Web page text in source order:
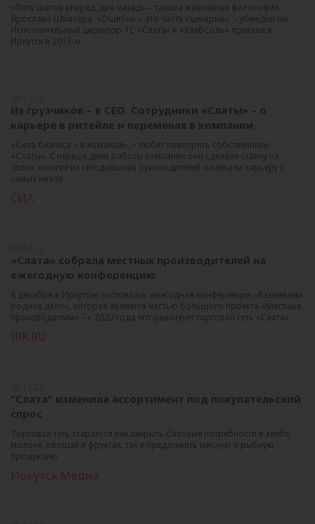
«Пять шагов вперед, два назад» – такова жизненная философия
Ярослава Шиллера. «Ошибки – это часть сценария», – убежден он.
Исполнительный директор ТС «Слата» и «ХлебСоль» приехал в
Иркутск в 2013-м.
Из грузчиков – в СЕО. Сотрудники «Слаты» – о
карьере в ритейле и переменах в компании
«Сила бизнеса – в команде», – любят повторять собственники
«Слаты». С первых дней работы компании они сделали ставку на
своих: многие из сегодняшних руководителей начинали карьеру с
самых низов.
СИА
«Слата» собрала местных производителей на
ежегодную конференцию
8 декабря в Иркутске состоялась ежегодная конференция «Развиваем
родное дело», которая является частью большого проекта «Местные
производители» – с 2020 года его реализует торговая сеть «Слата».
IRK.RU
"Слата" изменила ассортимент под покупательский
спрос
Торговая сеть старается как закрыть базовые потребности в хлебе,
молоке, овощах и фруктах, так и предложить мясную и рыбную
продукцию
Иркутск Медиа